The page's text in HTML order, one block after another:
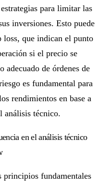
para limitar las
inversiones. Esto puede
loss, que indican el punto
si el precio se
adecuado de órdenes de
es fundamental para
rendimientos en base a
análisis técnico.
en el análisis técnico
principios fundamentales